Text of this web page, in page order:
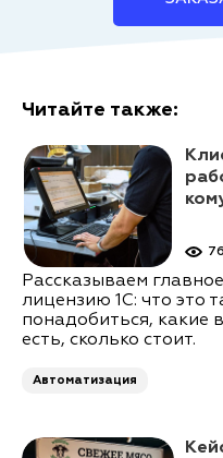
Читайте также:
Рассказываем
лицензию 1С: что это
понадобиться, какие
есть, сколько стоит.
Автоматизация